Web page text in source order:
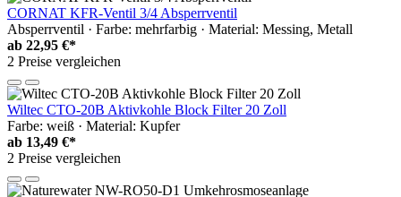
CORNAT KFR-Ventil 3/4 Absperrventil
Absperrventil · Farbe: mehrfarbig · Material: Messing, Metall
ab 22,95 €*
2 Preise vergleichen
Wiltec CTO-20B Aktivkohle Block Filter 20 Zoll
Farbe: weiß · Material: Kupfer
ab 13,49 €*
2 Preise vergleichen